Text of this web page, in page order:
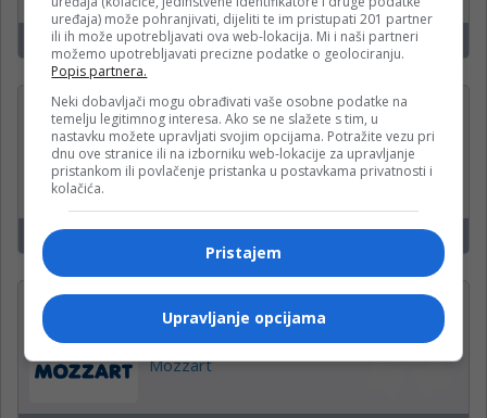
Banja Luka
PROJEKTANT —
ODRŽAVANJE OBJEKATA (m/
ž)
Banjaluka
14
Operateri na uplatnim
mjestima
Mozzart
uređaja) može pohranjivati, dijeliti te im pristupati 201 partner
ili ih može upotrebljavati ova web-lokacija. Mi i naši partneri
možemo upotrebljavati precizne podatke o geolociranju.
Popis partnera.
Neki dobavljači mogu obrađivati vaše osobne podatke na
temelju legitimnog interesa. Ako se ne slažete s tim, u
nastavku možete upravljati svojim opcijama. Potražite vezu pri
dnu ove stranice ili na izborniku web-lokacije za upravljanje
pristankom ili povlačenje pristanka u postavkama privatnosti i
kolačića.
Pristajem
Upravljanje opcijama